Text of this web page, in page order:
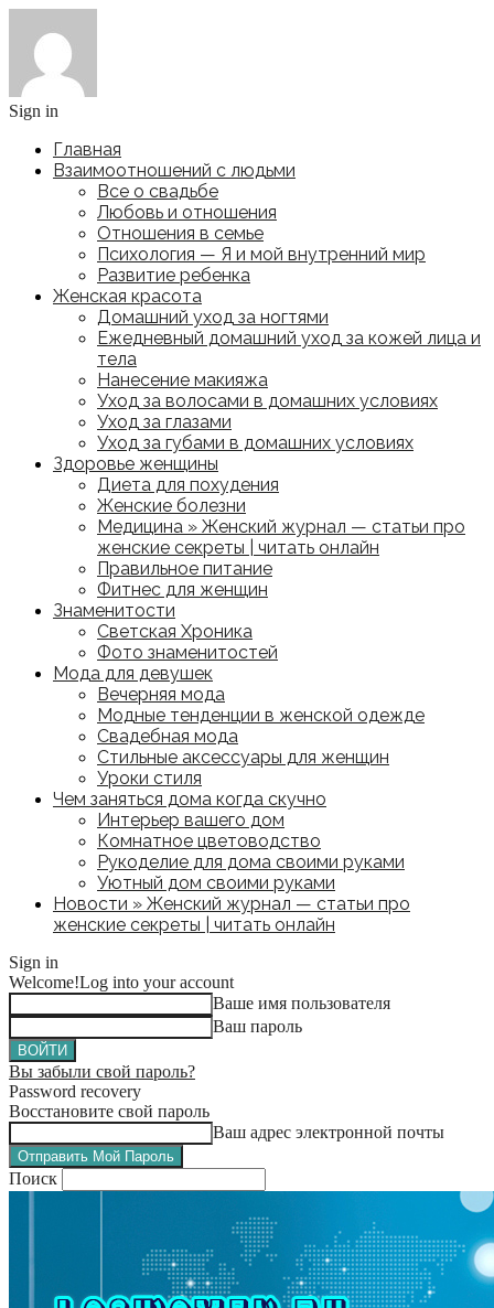
Sign in
Главная
Взаимоотношений с людьми
Все о свадьбе
Любовь и отношения
Отношения в семье
Психология — Я и мой внутренний мир
Развитие ребенка
Женская красота
Домашний уход за ногтями
Ежедневный домашний уход за кожей лица и
тела
Нанесение макияжа
Уход за волосами в домашних условиях
Уход за глазами
Уход за губами в домашних условиях
Здоровье женщины
Диета для похудения
Женские болезни
Медицина » Женский журнал — статьи про
женские секреты | читать онлайн
Правильное питание
Фитнес для женщин
Знаменитости
Светская Хроника
Фото знаменитостей
Мода для девушек
Вечерняя мода
Модные тенденции в женской одежде
Свадебная мода
Стильные аксессуары для женщин
Уроки стиля
Чем заняться дома когда скучно
Интерьер вашего дом
Комнатное цветоводство
Рукоделие для дома своими руками
Уютный дом своими руками
Новости » Женский журнал — статьи про
женские секреты | читать онлайн
Sign in
Welcome!Log into your account
Ваше имя пользователя
Ваш пароль
Вы забыли свой пароль?
Password recovery
Восстановите свой пароль
Ваш адрес электронной почты
Поиск